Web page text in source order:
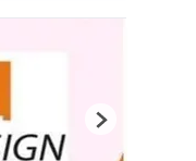
Next